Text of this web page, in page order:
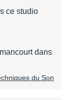
ce studio
dans
du Son